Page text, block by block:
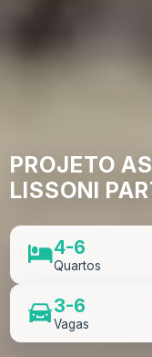
PROJETO
LISSONI
4-6
Quartos
3-6
Vagas